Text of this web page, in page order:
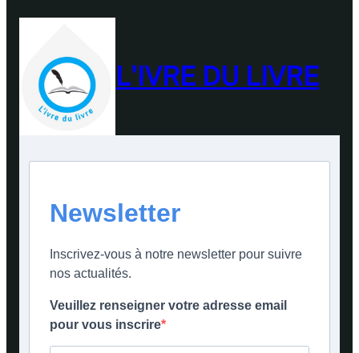
L'IVRE DU LIVRE
Newsletter
Inscrivez-vous à notre newsletter pour suivre
nos actualités.
Veuillez renseigner votre adresse email
pour vous inscrire